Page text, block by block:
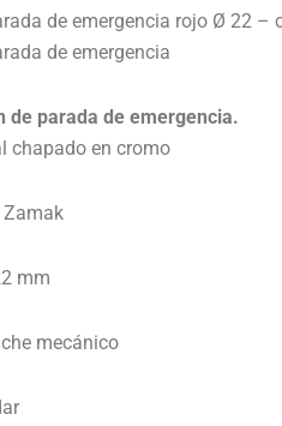
de emergencia rojo Ø 22
de emergencia
de parada de emergencia.
chapado en cromo
mm
mecánico